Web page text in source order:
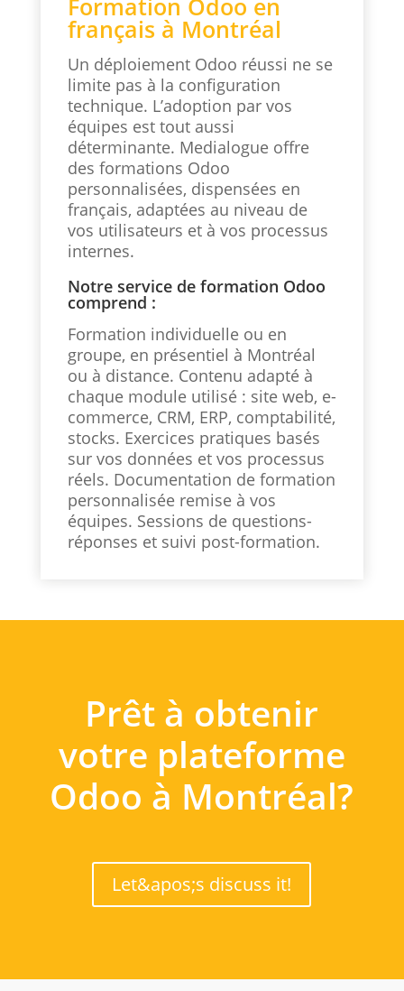
Formation Odoo en
français à Montréal
Un déploiement Odoo réussi ne se
limite pas à la configuration
technique. L’adoption par vos
équipes est tout aussi
déterminante. Medialogue offre
des formations Odoo
personnalisées, dispensées en
français, adaptées au niveau de
vos utilisateurs et à vos processus
internes.
Notre service de formation Odoo
comprend :
Formation individuelle ou en
groupe, en présentiel à Montréal
ou à distance. Contenu adapté à
chaque module utilisé : site web, e-
commerce, CRM, ERP, comptabilité,
stocks. Exercices pratiques basés
sur vos données et vos processus
réels. Documentation de formation
personnalisée remise à vos
équipes. Sessions de questions-
réponses et suivi post-formation.
Prêt à obtenir
votre plateforme
Odoo à Montréal?
Let&apos;s discuss it!